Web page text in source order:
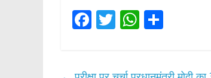
F T W